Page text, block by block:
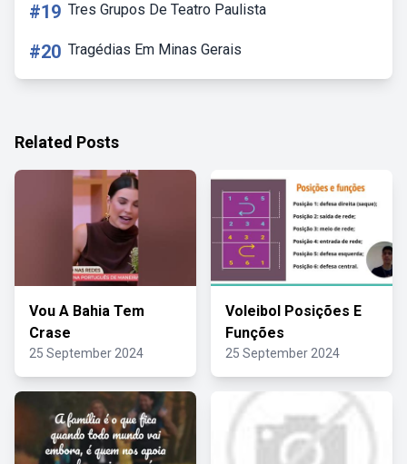
#19 Tres Grupos De Teatro Paulista
#20 Tragédias Em Minas Gerais
Related Posts
Vou A Bahia Tem
Crase
25 September 2024
Voleibol Posições E
Funções
25 September 2024